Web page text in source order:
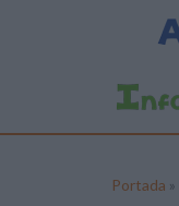
Portada »